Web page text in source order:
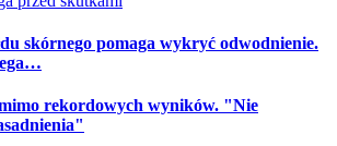
skórnego pomaga wykryć odwodnienie.
rekordowych wyników. "Nie